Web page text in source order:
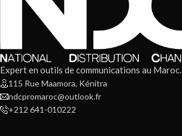
Expert en outils de communications au Maroc.
115 Rue Maamora, Kénitra
ndcpromaroc@outlook.fr
+212 641-010222